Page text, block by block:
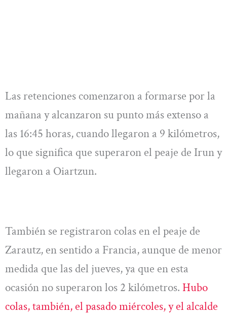
Las retenciones comenzaron a formarse por la
mañana y alcanzaron su punto más extenso a
las 16:45 horas, cuando llegaron a 9 kilómetros,
lo que significa que superaron el peaje de Irun y
llegaron a Oiartzun.
También se registraron colas en el peaje de
Zarautz, en sentido a Francia, aunque de menor
medida que las del jueves, ya que en esta
ocasión no superaron los 2 kilómetros. Hubo
colas, también, el pasado miércoles, y el alcalde